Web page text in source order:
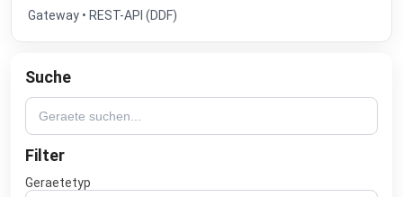
Gateway • REST-API (DDF)
Suche
Filter
Geraetetyp